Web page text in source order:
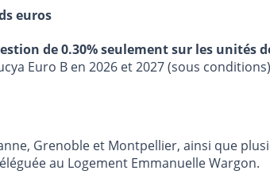
euros
de 0.30% seulement sur les unités
Euro B en 2026 et 2027 (sous
Grenoble et Montpellier, ainsi que
au Logement Emmanuelle Wargon.